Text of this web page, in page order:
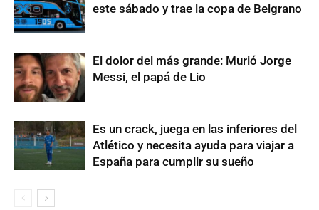
este sábado y trae la copa de Belgrano
El dolor del más grande: Murió Jorge
Messi, el papá de Lio
Es un crack, juega en las inferiores del
Atlético y necesita ayuda para viajar a
España para cumplir su sueño